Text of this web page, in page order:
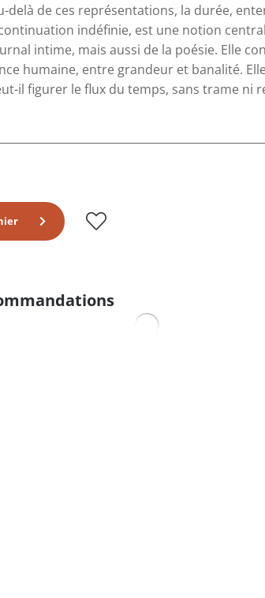
de ces représentations, la durée,
indéfinie, est une notion
intime, mais aussi de la poésie. Elle
humaine, entre grandeur et banalité.
il figurer le flux du temps, sans trame ni